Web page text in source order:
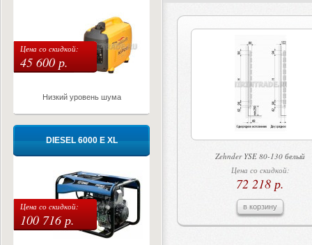
Цена со скидкой:
45 600 р.
Низкий уровень шума
DIESEL 6000 E XL
Цена со скидкой:
100 716 р.
Zehnder YSE 80-130 белый
Цена со скидкой:
72 218 р.
в корзину